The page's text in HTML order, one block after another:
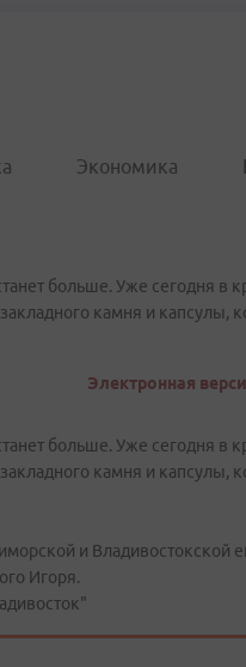
Экономика
больше. Уже сегодня в
камня и
Электронная
больше. Уже сегодня в
камня и
и Владивостокской
Игоря.